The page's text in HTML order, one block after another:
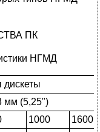
ПК
НГМД
дискеты
мм (5,25")
1000
1600